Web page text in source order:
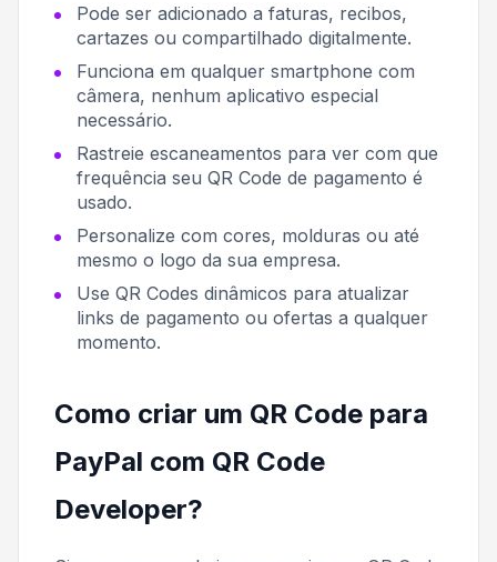
Pode ser adicionado a faturas, recibos,
cartazes ou compartilhado digitalmente.
Funciona em qualquer smartphone com
câmera, nenhum aplicativo especial
necessário.
Rastreie escaneamentos para ver com que
frequência seu QR Code de pagamento é
usado.
Personalize com cores, molduras ou até
mesmo o logo da sua empresa.
Use QR Codes dinâmicos para atualizar
links de pagamento ou ofertas a qualquer
momento.
Como criar um QR Code para
PayPal com QR Code
Developer?